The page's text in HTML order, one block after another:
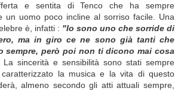
e sentita di Tenco che ha sempre
un uomo poco incline al sorriso facile. Una
è, infatti : "Io sono uno che sorride di
ma in giro ce ne sono già tanti che
sempre, però poi non ti dicono mai cosa
. La sincerità e sensibilità sono stati sempre
la musica e la vita di questo
almeno secondo gli atti attuali sempre,